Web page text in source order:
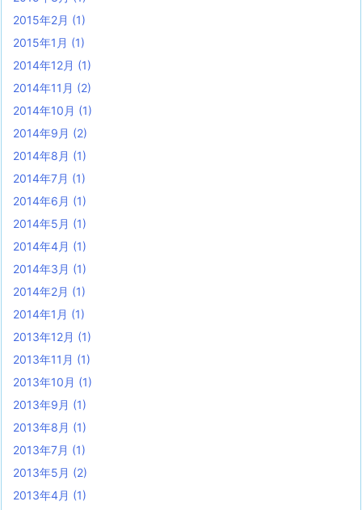
2015年2月 (1)
2015年1月 (1)
2014年12月 (1)
2014年11月 (2)
2014年10月 (1)
2014年9月 (2)
2014年8月 (1)
2014年7月 (1)
2014年6月 (1)
2014年5月 (1)
2014年4月 (1)
2014年3月 (1)
2014年2月 (1)
2014年1月 (1)
2013年12月 (1)
2013年11月 (1)
2013年10月 (1)
2013年9月 (1)
2013年8月 (1)
2013年7月 (1)
2013年5月 (2)
2013年4月 (1)